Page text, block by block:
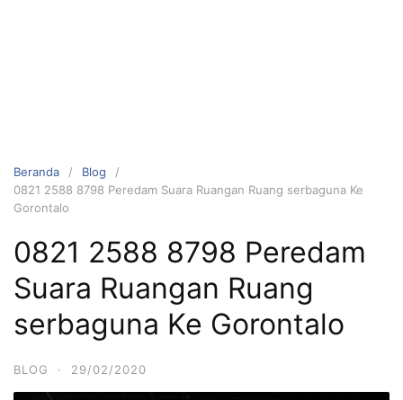
Beranda
Blog
0821 2588 8798 Peredam Suara Ruangan Ruang serbaguna Ke
Gorontalo
0821 2588 8798 Peredam
Suara Ruangan Ruang
serbaguna Ke Gorontalo
BLOG · 29/02/2020